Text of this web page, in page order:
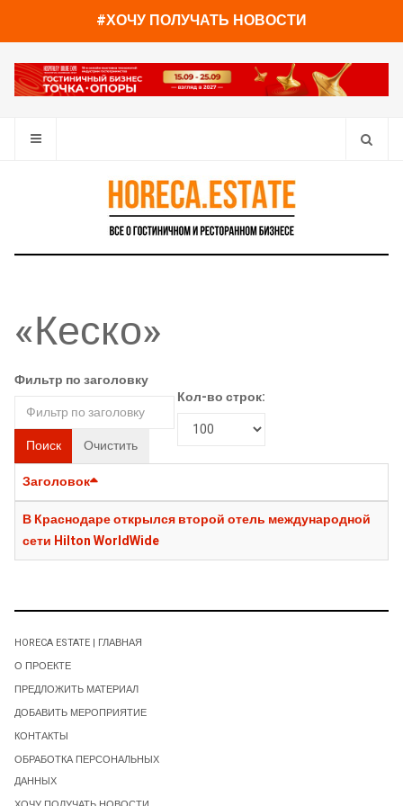
#ХОЧУ ПОЛУЧАТЬ НОВОСТИ
«Кеско»
Фильтр по заголовку
Поиск Очистить
Кол-во строк:
Заголовок
В Краснодаре открылся второй отель международной
сети Hilton WorldWide
HORECA ESTATE | ГЛАВНАЯ
О ПРОЕКТЕ
ПРЕДЛОЖИТЬ МАТЕРИАЛ
ДОБАВИТЬ МЕРОПРИЯТИЕ
КОНТАКТЫ
ОБРАБОТКА ПЕРСОНАЛЬНЫХ
ДАННЫХ